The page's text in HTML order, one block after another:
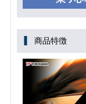
商品特徴